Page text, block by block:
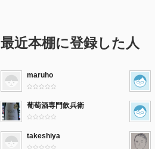
最近本棚に登録した人
maruho
葡萄酒専門飲兵衛
takeshiya